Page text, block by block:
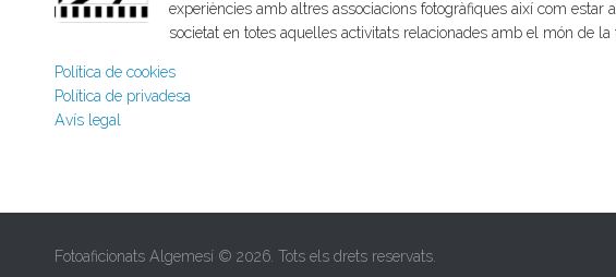
experiències amb altres associacions fotogràfiques així com estar
societat en totes aquelles activitats relacionades amb el món de la
Política de cookies
Política de privadesa
Avís legal
Fotoaficionats Algemesí © 2026. Tots els drets reservats.